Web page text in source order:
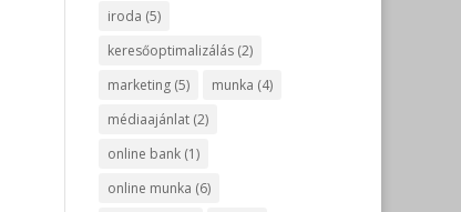
iroda (5)
keresőoptimalizálás(2)
marketing(5) munka (4)
médiaajánlat(2)
online bank(1)
online munka (6)